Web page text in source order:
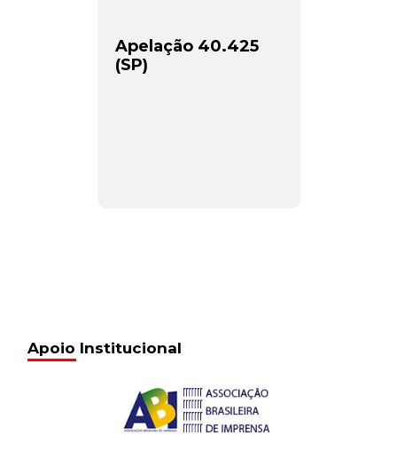
Apelação 40.425
(SP)
Apoio Institucional